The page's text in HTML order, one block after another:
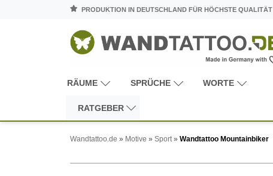
PRODUKTION IN DEUTSCHLAND FÜR HÖCHSTE QUALITÄT
RÄUME SPRÜCHE WORTE
RATGEBER
Wandtattoo.de » Motive » Sport » Wandtattoo Mountainbiker